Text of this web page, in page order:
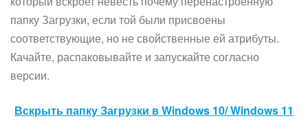
папку Загрузки, если той были присвоены
соответствующие, но не свойственные ей атрибуты.
Качайте, распаковывайте и запускайте согласно
версии.
Вскрыть папку Загрузки в Windows 10/ Windows 11